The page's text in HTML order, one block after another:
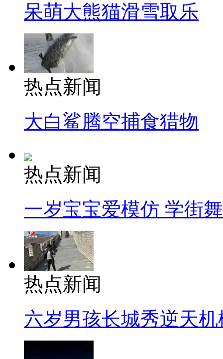
呆萌大熊猫滑雪取乐
热点新闻
大白鲨腾空捕食猎物
热点新闻
一岁宝宝爱模仿 学街
热点新闻
六岁男孩长城秀逆天机